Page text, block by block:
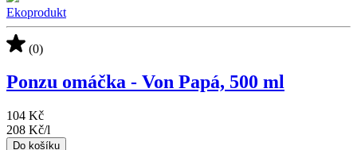
Ekoprodukt
(0)
Ponzu omáčka - Von Papá, 500 ml
104 Kč
208 Kč/l
Do košíku